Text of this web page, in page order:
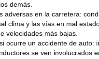
demás.
adversas en la carretera:
clima y las vías en mal
velocidades más bajas.
ocurre un accidente de auto:
se ven involucrados